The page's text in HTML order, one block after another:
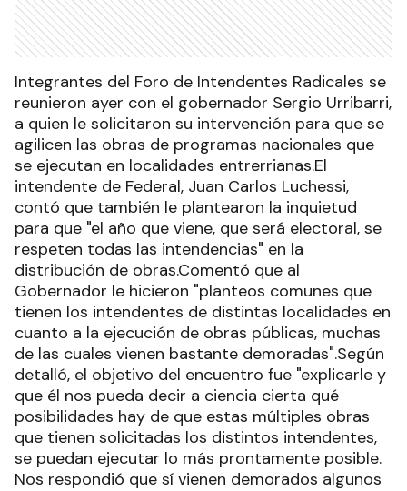
Integrantes del Foro de Intendentes Radicales se
reunieron ayer con el gobernador Sergio Urribarri,
a quien le solicitaron su intervención para que se
agilicen las obras de programas nacionales que
se ejecutan en localidades entrerrianas.El
intendente de Federal, Juan Carlos Luchessi,
contó que también le plantearon la inquietud
para que "el año que viene, que será electoral, se
respeten todas las intendencias" en la
distribución de obras.Comentó que al
Gobernador le hicieron "planteos comunes que
tienen los intendentes de distintas localidades en
cuanto a la ejecución de obras públicas, muchas
de las cuales vienen bastante demoradas".Según
detalló, el objetivo del encuentro fue "explicarle y
que él nos pueda decir a ciencia cierta qué
posibilidades hay de que estas múltiples obras
que tienen solicitadas los distintos intendentes,
se puedan ejecutar lo más prontamente posible.
Nos respondió que sí vienen demorados algunos